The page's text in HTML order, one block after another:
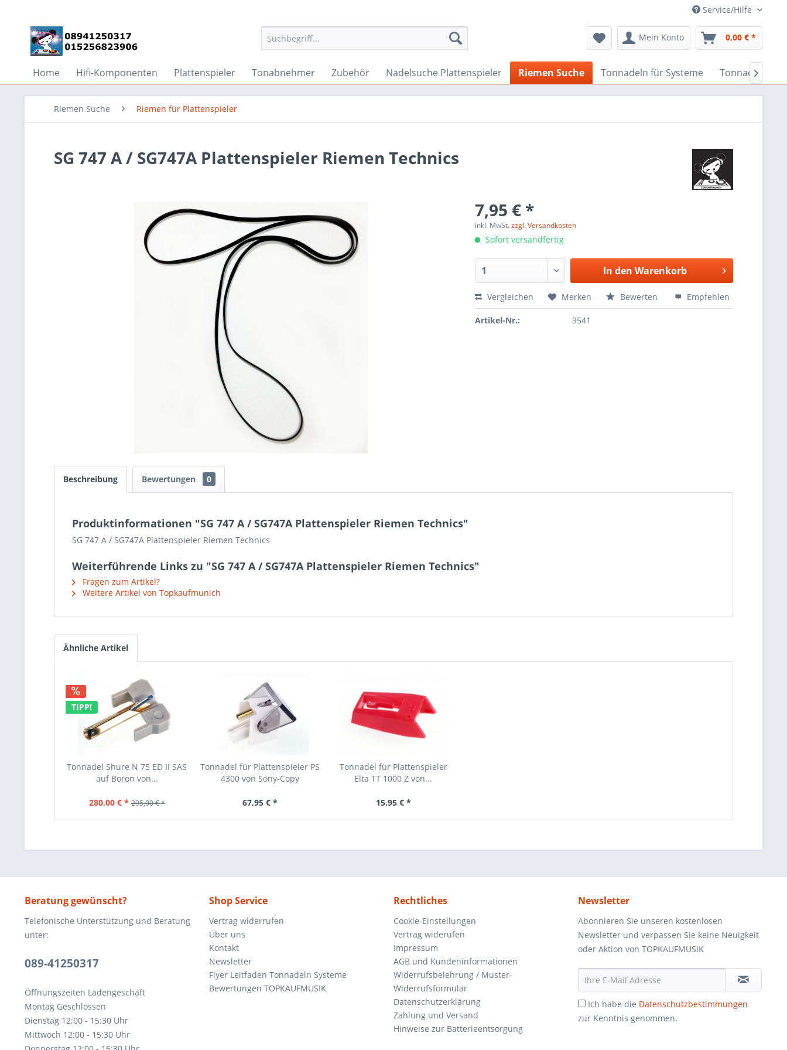
Service/Hilfe
Mein Konto 0,00 € *
Home Hifi-Komponenten Plattenspieler Tonabnehmer Zubehör Nadelsuche Plattenspieler Riemen Suche Tonnadeln für Systeme Tonnadeln

Riemen Suche Riemen für Plattenspieler
SG 747 A / SG747A Plattenspieler Riemen Technics
7,95 € *
inkl. MwSt.zzgl. Versandkosten
Sofort versandfertig
In den Warenkorb
Vergleichen Merken Bewerten Empfehlen
Artikel-Nr.: 3541
Beschreibung Bewertungen 0
Produktinformationen "SG 747 A / SG747A Plattenspieler Riemen Technics"
SG 747 A / SG747A Plattenspieler Riemen Technics
Weiterführende Links zu "SG 747 A / SG747A Plattenspieler Riemen Technics"
Fragen zum Artikel?
Weitere Artikel von Topkaufmunich
Ähnliche Artikel
TIPP!
Tonnadel Shure N 75 ED II SAS
auf Boron von...
280,00 € * 295,00 € *
Tonnadel für Plattenspieler PS
4300 von Sony-Copy
67,95 € *
Tonnadel für Plattenspieler
Elta TT 1000 Z von...
15,95 € *
Beratung gewünscht?
Telefonische Unterstützung und Beratung
unter:
089-41250317
Öffnungszeiten Ladengeschäft
Montag Geschlossen
Dienstag 12:00 - 15:30 Uhr
Mittwoch 12:00 - 15:30 Uhr
Shop Service
Vertrag widerrufen
Über uns
Kontakt
Newsletter
Flyer Leitfaden Tonnadeln Systeme
Bewertungen TOPKAUFMUSIK
Rechtliches
Cookie-Einstellungen
Vertrag widerufen
Impressum
AGB und Kundeninformationen
Widerrufsbelehrung / Muster-
Widerrufsformular
Datenschutzerklärung
Zahlung und Versand
Hinweise zur Batterieentsorgung
Newsletter
Abonnieren Sie unseren kostenlosen
Newsletter und verpassen Sie keine Neuigkeit
oder Aktion von TOPKAUFMUSIK
Ich habe die Datenschutzbestimmungen
zur Kenntnis genommen.